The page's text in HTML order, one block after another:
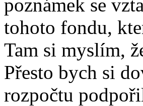
poznámek se
tohoto fondu,
Tam si myslím,
Přesto bych si
rozpočtu